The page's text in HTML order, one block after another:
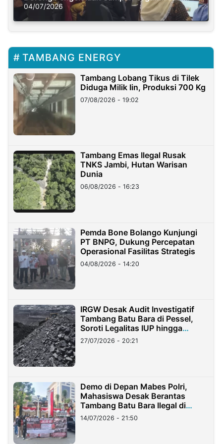
Solusi Krisis Iklim
04/07/2026
TAMBANG ENERGY
Tambang Lobang Tikus di Tilek
Diduga Milik Iin, Produksi 700 Kg
07/08/2026 - 19:02
Tambang Emas Ilegal Rusak
TNKS Jambi, Hutan Warisan
Dunia
06/08/2026 - 16:23
Pemda Bone Bolango Kunjungi
PT BNPG, Dukung Percepatan
Operasional Fasilitas Strategis
04/08/2026 - 14:20
IRGW Desak Audit Investigatif
Tambang Batu Bara di Pessel,
Soroti Legalitas IUP hingga
Stockpile
27/07/2026 - 20:21
Demo di Depan Mabes Polri,
Mahasiswa Desak Berantas
Tambang Batu Bara Ilegal di
Lampung
14/07/2026 - 21:50